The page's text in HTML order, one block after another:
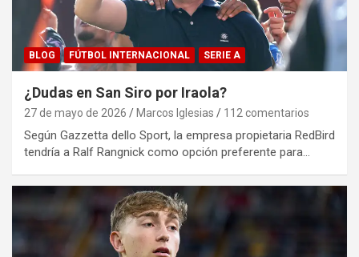
BLOG FÚTBOL INTERNACIONAL SERIE A
¿Dudas en San Siro por Iraola?
27 de mayo de 2026 Marcos Iglesias 112 comentarios
Según Gazzetta dello Sport, la empresa propietaria RedBird
tendría a Ralf Rangnick como opción preferente para…